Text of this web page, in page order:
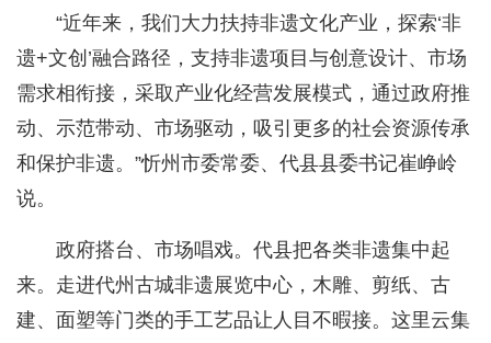
“近年来，我们大力扶持非遗文化产业，探索‘非
遗+文创’融合路径，支持非遗项目与创意设计、市场
需求相衔接，采取产业化经营发展模式，通过政府推
动、示范带动、市场驱动，吸引更多的社会资源传承
和保护非遗。”忻州市委常委、代县县委书记崔峥岭
说。
政府搭台、市场唱戏。代县把各类非遗集中起
来。走进代州古城非遗展览中心，木雕、剪纸、古
建、面塑等门类的手工艺品让人目不暇接。这里云集